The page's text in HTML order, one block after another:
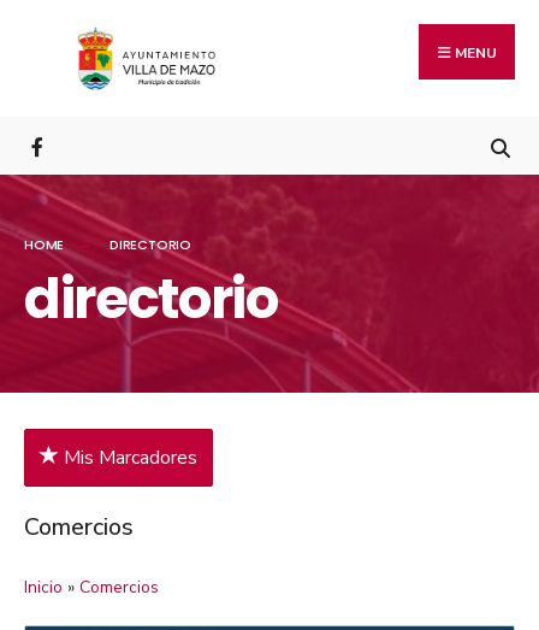
MENU
HOME DIRECTORIO
directorio
Mis Marcadores
Comercios
Inicio » Comercios